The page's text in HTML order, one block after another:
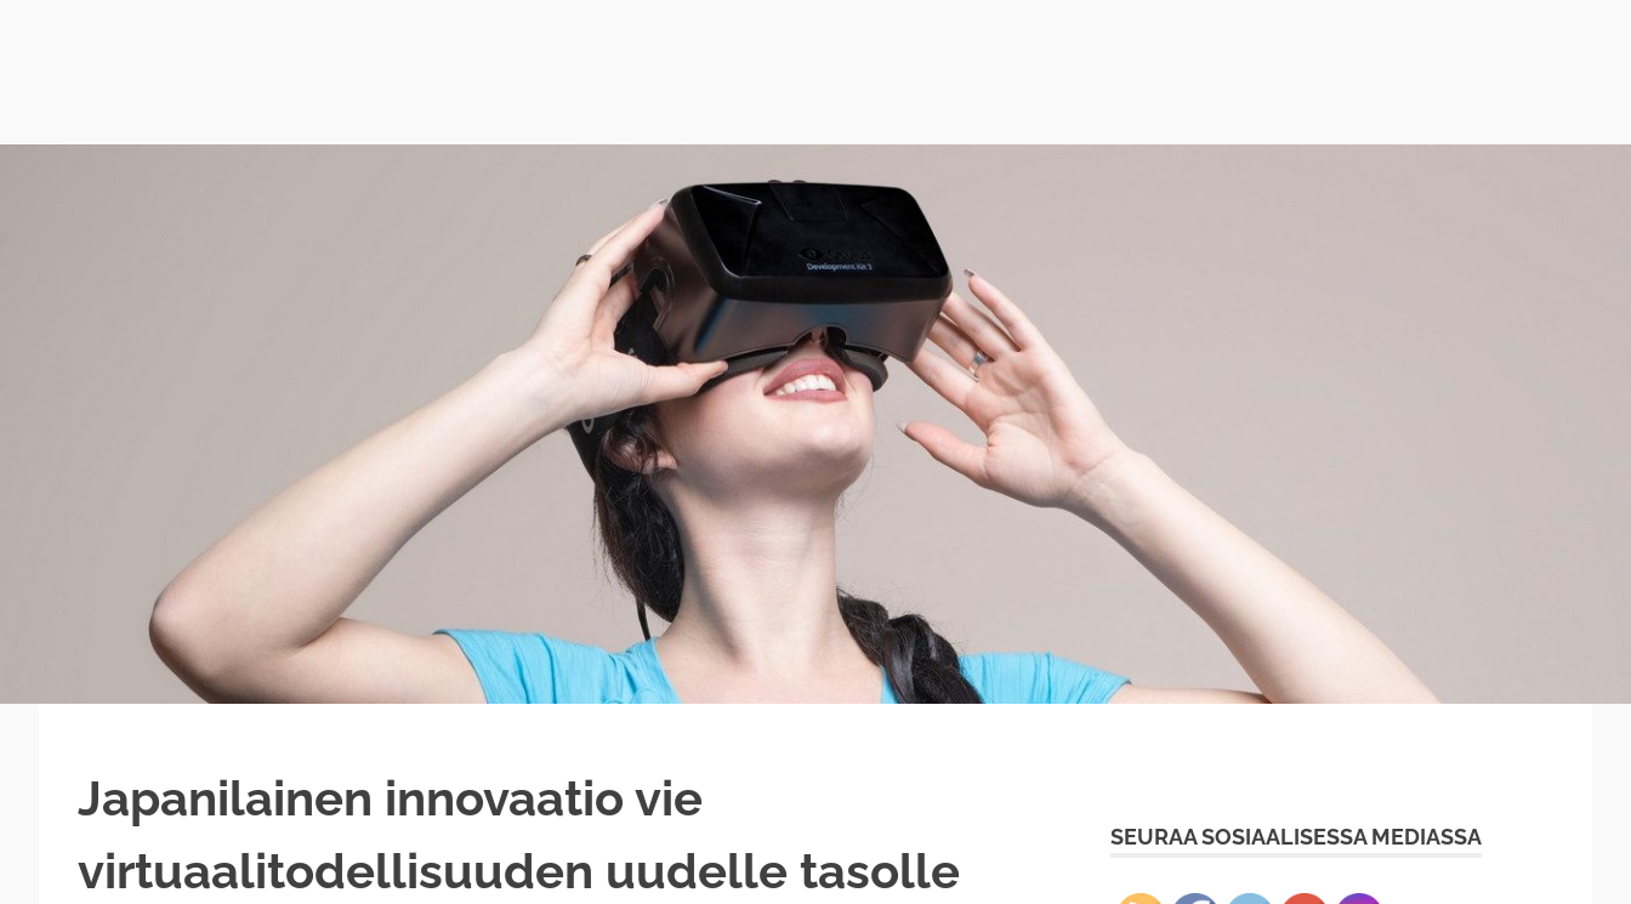
Japanilainen innovaatio vie
virtuaalitodellisuuden uudelle tasolle
SEURAA SOSIAALISESSA MEDIASSA